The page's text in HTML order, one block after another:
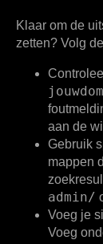
Klaar om de
zetten? Volg
aan de
Gebruik
mappen
admin/
Voeg je
Voeg